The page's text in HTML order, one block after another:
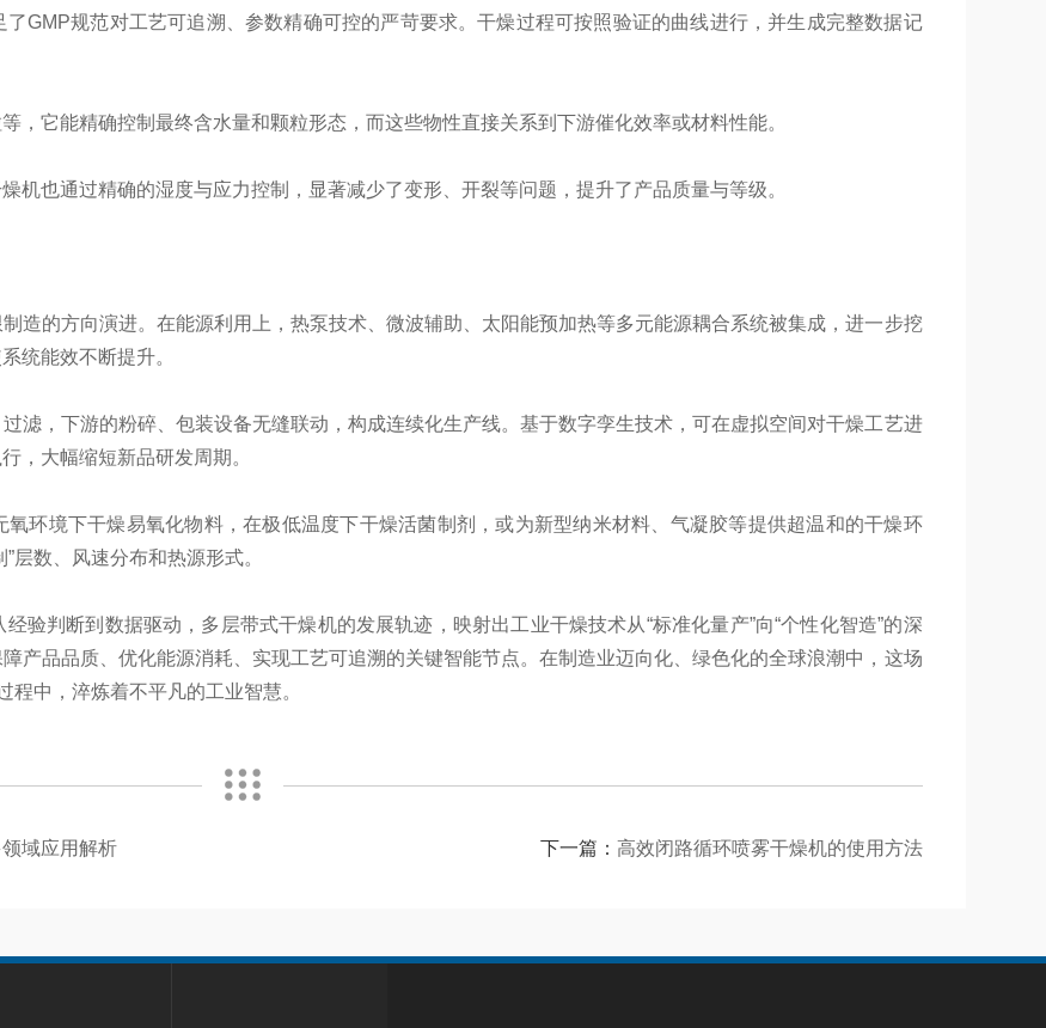
GMP规范对工艺可追溯、参数精确可控的严苛要求。干燥过程可按照验证的曲线进行，并生成完整数据记
，它能精确控制最终含水量和颗粒形态，而这些物性直接关系到下游催化效率或材料性能。
机也通过精确的湿度与应力控制，显著减少了变形、开裂等问题，提升了产品质量与等级。
造的方向演进。在能源利用上，热泵技术、微波辅助、太阳能预加热等多元能源耦合系统被集成，进一步挖
统能效不断提升。
滤，下游的粉碎、包装设备无缝联动，构成连续化生产线。基于数字孪生技术，可在虚拟空间对干燥工艺进
，大幅缩短新品研发周期。
环境下干燥易氧化物料，在极低温度下干燥活菌制剂，或为新型纳米材料、气凝胶等提供超温和的干燥环
层数、风速分布和热源形式。
验判断到数据驱动，多层带式干燥机的发展轨迹，映射出工业干燥技术从“标准化量产”向“个性化智造”的深
产品品质、优化能源消耗、实现工艺可追溯的关键智能节点。在制造业迈向化、绿色化的全球浪潮中，这场
程中，淬炼着不平凡的工业智慧。
域应用解析 下一篇： 高效闭路循环喷雾干燥机的使用方法